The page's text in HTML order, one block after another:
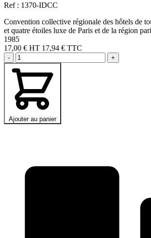
Ref : 1370-IDCC
Convention collective régionale des hôtels de
et quatre étoiles luxe de Paris et de la région
1985
17,00 € HT 17,94 € TTC
- +
Ajouter au panier